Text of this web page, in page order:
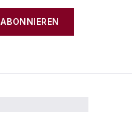
ABONNIEREN